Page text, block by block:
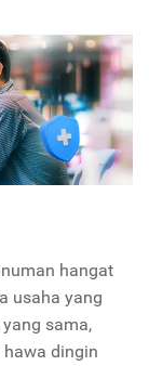
hangat
usaha yang
sama,
dingin